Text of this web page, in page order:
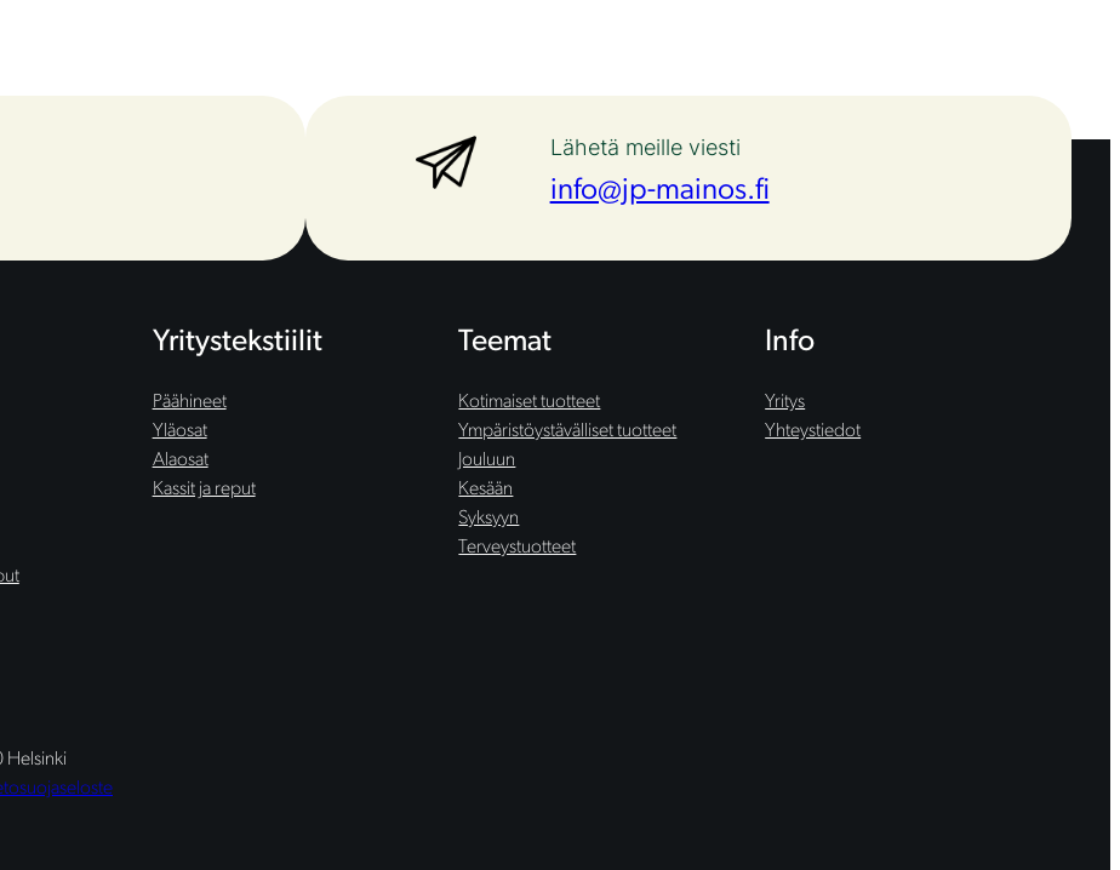
Lähetä meille viesti
info@jp-mainos.fi
Yritystekstiilit
Päähineet
Yläosat
Alaosat
Kassit ja reput
Teemat
Kotimaiset tuotteet
Ympäristöystävälliset tuotteet
Jouluun
Kesään
Syksyyn
Terveystuotteet
Info
Yritys
Yhteystiedot
Helsinki